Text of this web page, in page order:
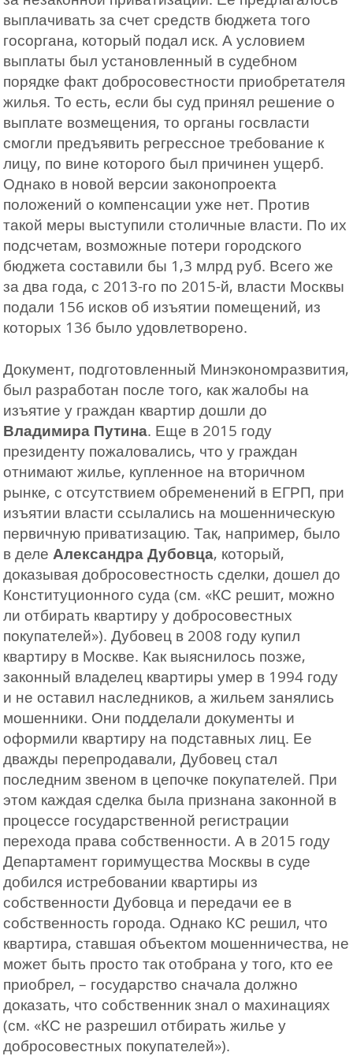
выплачивать за счет средств бюджета того
госоргана, который подал иск. А условием
выплаты был установленный в судебном
порядке факт добросовестности приобретателя
жилья. То есть, если бы суд принял решение о
выплате возмещения, то органы госвласти
смогли предъявить регрессное требование к
лицу, по вине которого был причинен ущерб.
Однако в новой версии законопроекта
положений о компенсации уже нет. Против
такой меры выступили столичные власти. По их
подсчетам, возможные потери городского
бюджета составили бы 1,3 млрд руб. Всего же
за два года, с 2013-го по 2015-й, власти Москвы
подали 156 исков об изъятии помещений, из
которых 136 было удовлетворено.
Документ, подготовленный Минэкономразвития,
был разработан после того, как жалобы на
изъятие у граждан квартир дошли до
Владимира Путина. Еще в 2015 году
президенту пожаловались, что у граждан
отнимают жилье, купленное на вторичном
рынке, с отсутствием обременений в ЕГРП, при
изъятии власти ссылались на мошенническую
первичную приватизацию. Так, например, было
в деле Александра Дубовца, который,
доказывая добросовестность сделки, дошел до
Конституционного суда (см. «КС решит, можно
ли отбирать квартиру у добросовестных
покупателей»). Дубовец в 2008 году купил
квартиру в Москве. Как выяснилось позже,
законный владелец квартиры умер в 1994 году
и не оставил наследников, а жильем занялись
мошенники. Они подделали документы и
оформили квартиру на подставных лиц. Ее
дважды перепродавали, Дубовец стал
последним звеном в цепочке покупателей. При
этом каждая сделка была признана законной в
процессе государственной регистрации
перехода права собственности. А в 2015 году
Департамент горимущества Москвы в суде
добился истребовании квартиры из
собственности Дубовца и передачи ее в
собственность города. Однако КС решил, что
квартира, ставшая объектом мошенничества, не
может быть просто так отобрана у того, кто ее
приобрел, – государство сначала должно
доказать, что собственник знал о махинациях
(см. «КС не разрешил отбирать жилье у
добросовестных покупателей»).